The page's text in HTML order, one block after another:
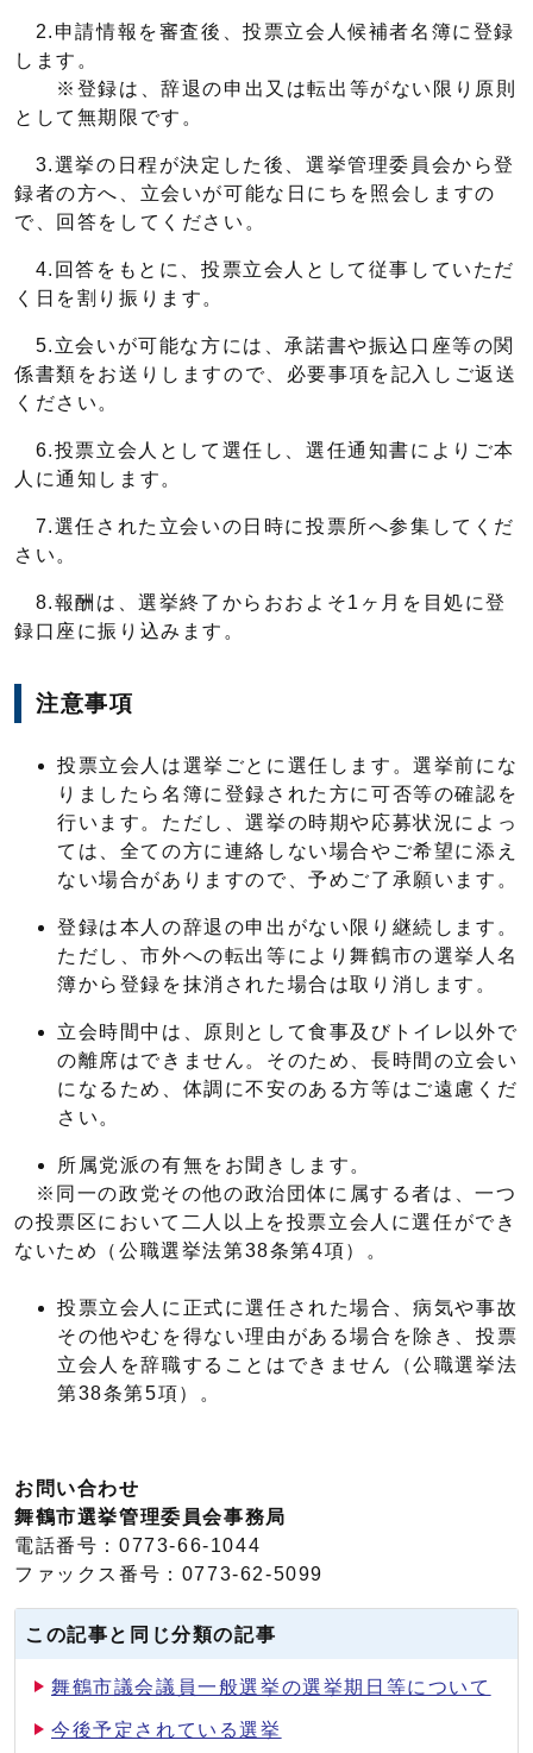
2.申請情報を審査後、投票立会人候補者名簿に登録
します。
※登録は、辞退の申出又は転出等がない限り原則
として無期限です。
3.選挙の日程が決定した後、選挙管理委員会から登
録者の方へ、立会いが可能な日にちを照会しますの
で、回答をしてください。
4.回答をもとに、投票立会人として従事していただ
く日を割り振ります。
5.立会いが可能な方には、承諾書や振込口座等の関
係書類をお送りしますので、必要事項を記入しご返送
ください。
6.投票立会人として選任し、選任通知書によりご本
人に通知します。
7.選任された立会いの日時に投票所へ参集してくだ
さい。
8.報酬は、選挙終了からおおよそ1ヶ月を目処に登
録口座に振り込みます。
注意事項
投票立会人は選挙ごとに選任します。選挙前にな
りましたら名簿に登録された方に可否等の確認を
行います。ただし、選挙の時期や応募状況によっ
ては、全ての方に連絡しない場合やご希望に添え
ない場合がありますので、予めご了承願います。
登録は本人の辞退の申出がない限り継続します。
ただし、市外への転出等により舞鶴市の選挙人名
簿から登録を抹消された場合は取り消します。
立会時間中は、原則として食事及びトイレ以外で
の離席はできません。そのため、長時間の立会い
になるため、体調に不安のある方等はご遠慮くだ
さい。
所属党派の有無をお聞きします。
※同一の政党その他の政治団体に属する者は、一つ
の投票区において二人以上を投票立会人に選任ができ
ないため（公職選挙法第38条第4項）。
投票立会人に正式に選任された場合、病気や事故
その他やむを得ない理由がある場合を除き、投票
立会人を辞職することはできません（公職選挙法
第38条第5項）。
お問い合わせ
舞鶴市選挙管理委員会事務局
電話番号：0773-66-1044
ファックス番号：0773-62-5099
この記事と同じ分類の記事
舞鶴市議会議員一般選挙の選挙期日等について
今後予定されている選挙